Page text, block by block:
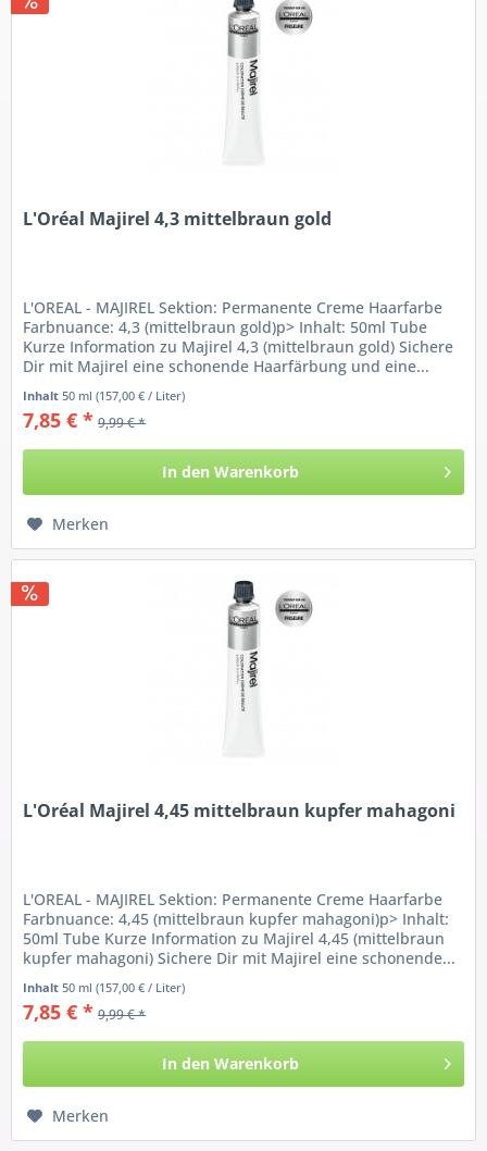
L'Oréal Majirel 4,3 mittelbraun gold
L'OREAL - MAJIREL Sektion: Permanente Creme Haarfarbe
Farbnuance: 4,3 (mittelbraun gold)p> Inhalt: 50ml Tube
Kurze Information zu Majirel 4,3 (mittelbraun gold) Sichere
Dir mit Majirel eine schonende Haarfärbung und eine...
Inhalt50 ml(157,00 € / Liter)
7,85 € * 9,99 € *
In den Warenkorb
Merken
L'Oréal Majirel 4,45 mittelbraun kupfer mahagoni
L'OREAL - MAJIREL Sektion: Permanente Creme Haarfarbe
Farbnuance: 4,45 (mittelbraun kupfer mahagoni)p> Inhalt:
50ml Tube Kurze Information zu Majirel 4,45 (mittelbraun
kupfer mahagoni) Sichere Dir mit Majirel eine schonende...
Inhalt50 ml(157,00 € / Liter)
7,85 € * 9,99 € *
In den Warenkorb
Merken